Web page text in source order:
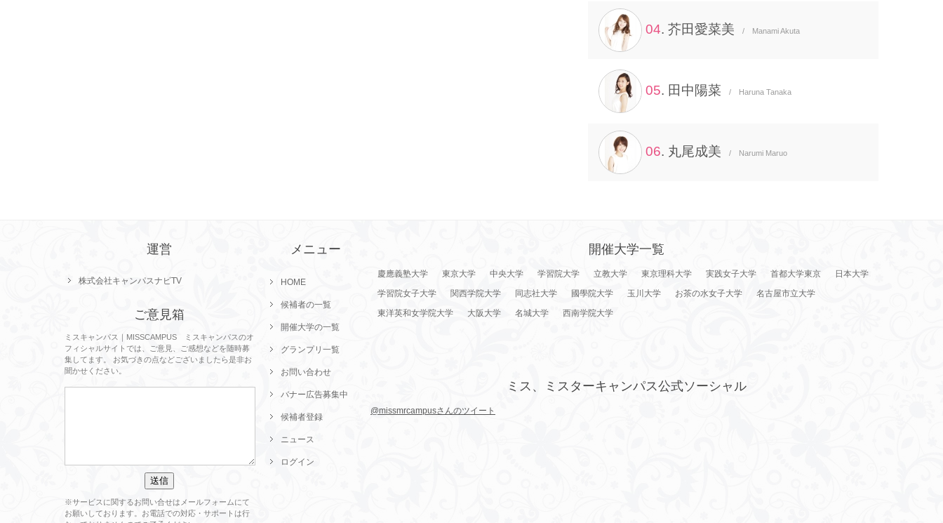
04. 芥田愛菜美 / Manami Akuta
05. 田中陽菜 / Haruna Tanaka
06. 丸尾成美 / Narumi Maruo
運営
株式会社キャンパスナビTV
ご意見箱
ミスキャンパス｜MISSCAMPUS ミスキャンパスのオ
フィシャルサイトでは、ご意見、ご感想などを随時募
集してます。 お気づきの点などございましたら是非お
聞かせください。
※サービスに関するお問い合せはメールフォームにて
お願いしております。お電話での対応・サポートは行
メニュー
HOME
候補者の一覧
開催大学の一覧
グランプリ一覧
お問い合わせ
バナー広告募集中
候補者登録
ニュース
ログイン
開催大学一覧
慶應義塾大学 東京大学 中央大学 学習院大学 立教大学 東京理科大学 実践女子大学 首都大学東京
日本大学
学習院女子大学
関西学院大学 同志社大学 國學院大学 玉川大学 お茶の水女子大学
名古屋市立大学
東洋英和女学院大学
大阪大学 名城大学 西南学院大学
ミス、ミスターキャンパス公式ソーシャル
@missmrcampusさんのツイート